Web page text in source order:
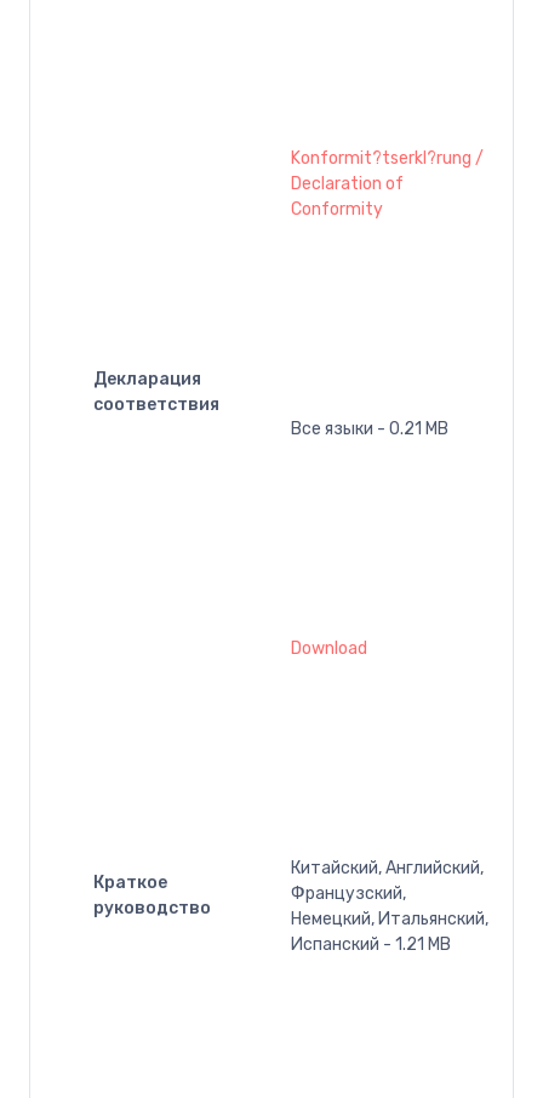
Декларация
соответствия
Konformit?tserkl?rung /
Declaration of
Conformity
Все языки - 0.21 MB
Краткое
руководство
Download
Китайский, Английский,
Французский,
Немецкий, Итальянский,
Испанский - 1.21 MB